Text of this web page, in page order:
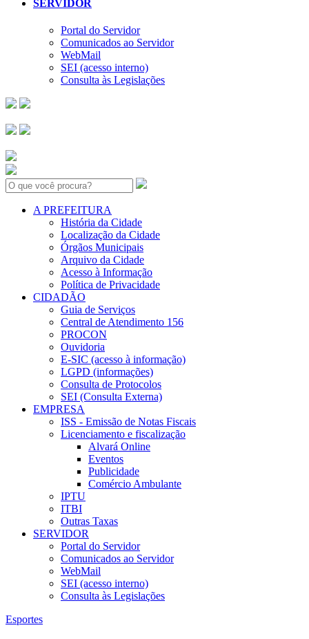
SERVIDOR
Portal do Servidor
Comunicados ao Servidor
WebMail
SEI (acesso interno)
Consulta às Legislações
Search:
A PREFEITURA
História da Cidade
Localização da Cidade
Órgãos Municipais
Arquivo da Cidade
Acesso à Informação
Política de Privacidade
CIDADÃO
Guia de Serviços
Central de Atendimento 156
PROCON
Ouvidoria
E-SIC (acesso à informação)
LGPD (informações)
Consulta de Protocolos
SEI (Consulta Externa)
EMPRESA
ISS - Emissão de Notas Fiscais
Licenciamento e fiscalização
Alvará Online
Eventos
Publicidade
Comércio Ambulante
IPTU
ITBI
Outras Taxas
SERVIDOR
Portal do Servidor
Comunicados ao Servidor
WebMail
SEI (acesso interno)
Consulta às Legislações
Esportes